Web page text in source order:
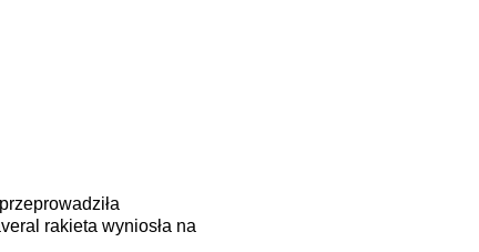
rakieta wyniosła na